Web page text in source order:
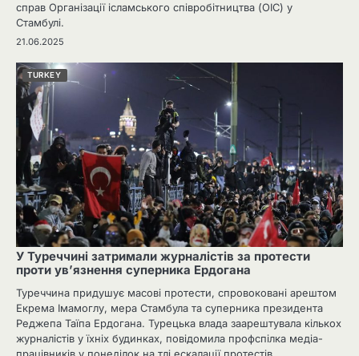
справ Організації ісламського співробітництва (ОІС) у
Стамбулі.
21.06.2025
TURKEY
У Туреччині затримали журналістів за протести
проти ув’язнення суперника Ердогана
Туреччина придушує масові протести, спровоковані арештом
Екрема Імамоглу, мера Стамбула та суперника президента
Реджепа Таїпа Ердогана. Турецька влада заарештувала кількох
журналістів у їхніх будинках, повідомила профспілка медіа-